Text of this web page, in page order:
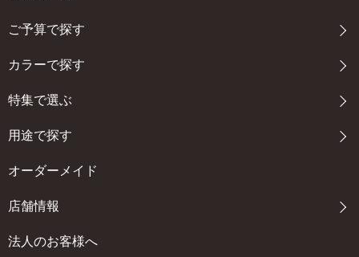
ご予算で探す
カラーで探す
特集で選ぶ
用途で探す
オーダーメイド
店舗情報
法人のお客様へ